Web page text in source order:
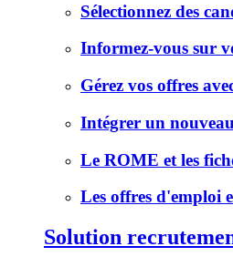
Sélectionnez des
Informez-vous sur
Gérez vos offres
Intégrer un
Le ROME et les
Les offres d'emploi
Solution